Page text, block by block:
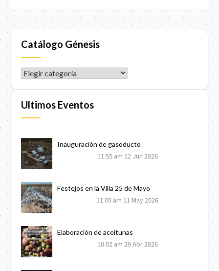
Catálogo Génesis
CATÁLOGO GÉNESIS
Ultimos Eventos
Inauguración de gasoducto
11:55 am 12 Jun 2026
Festejos en la Villa 25 de Mayo
11:05 am 11 May 2026
Elaboración de aceitunas
10:02 am 29 Abr 2026